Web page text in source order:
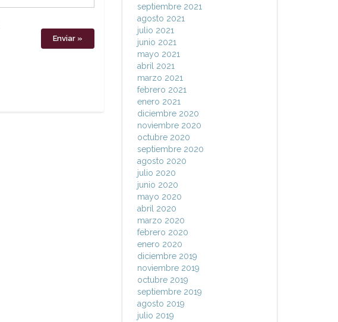
septiembre 2021
agosto 2021
julio 2021
junio 2021
mayo 2021
abril 2021
marzo 2021
febrero 2021
enero 2021
diciembre 2020
noviembre 2020
octubre 2020
septiembre 2020
agosto 2020
julio 2020
junio 2020
mayo 2020
abril 2020
marzo 2020
febrero 2020
enero 2020
diciembre 2019
noviembre 2019
octubre 2019
septiembre 2019
agosto 2019
julio 2019